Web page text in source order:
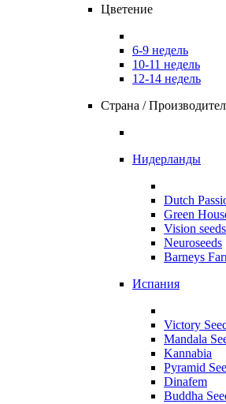
Цветение
6-9 недель
10-11 недель
12-14 недель
Страна /
Нидерланды
Dutch
Green
Vision seeds
Neuroseeds
Barneys
Испания
Victory
Mandala
Kannabia
Pyramid
Dinafem
Buddha